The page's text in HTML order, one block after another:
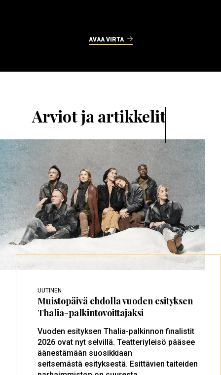
AVAA VIRTA
Arviot ja artikkelit
UUTINEN
Muistopäivä ehdolla vuoden esityksen
Thalia-palkintovoittajaksi
Vuoden esityksen Thalia-palkinnon finalistit
2026 ovat nyt selvillä. Teatteriyleisö pääsee
äänestämään suosikkiaan
seitsemästä esityksestä. Esittävien taiteiden